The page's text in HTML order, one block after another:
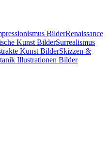
BilderRenaissance
Kunst BilderSurrealismus
Kunst BilderSkizzen &
Illustrationen Bilder